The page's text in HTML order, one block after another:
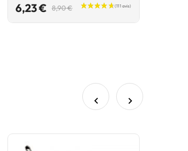
6,23 € 8,90 €
Prix
base
Prix
 